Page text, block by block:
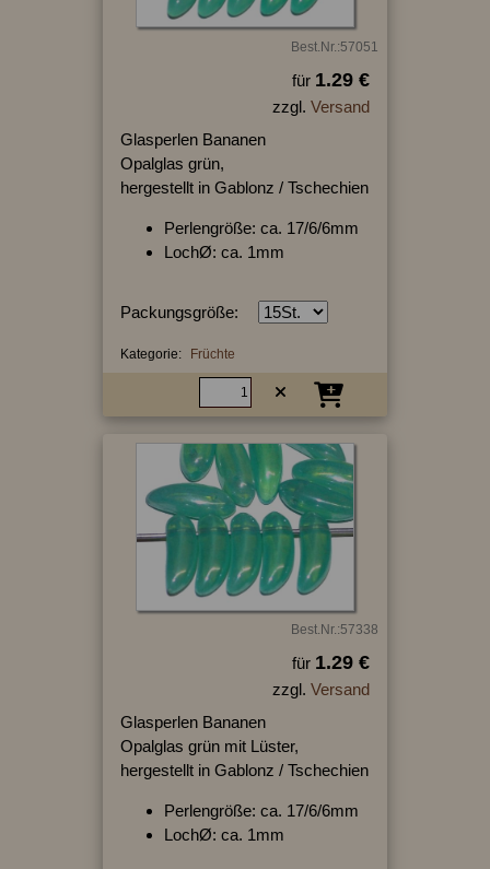
Best.Nr.:57051
für 1.29 €
zzgl. Versand
Glasperlen Bananen
Opalglas grün,
hergestellt in Gablonz / Tschechien
Perlengröße: ca. 17/6/6mm
LochØ: ca. 1mm
Packungsgröße:
Kategorie: Früchte
Best.Nr.:57338
für 1.29 €
zzgl. Versand
Glasperlen Bananen
Opalglas grün mit Lüster,
hergestellt in Gablonz / Tschechien
Perlengröße: ca. 17/6/6mm
LochØ: ca. 1mm